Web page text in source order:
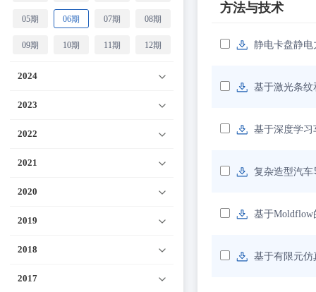
05期 06期 07期 08期
09期 10期 11期 12期
2024
2023
2022
2021
2020
2019
2018
2017
方法与技术
静电卡盘静
基于激光条
基于深度学
复杂造型汽
基于Moldflow
基于有限元